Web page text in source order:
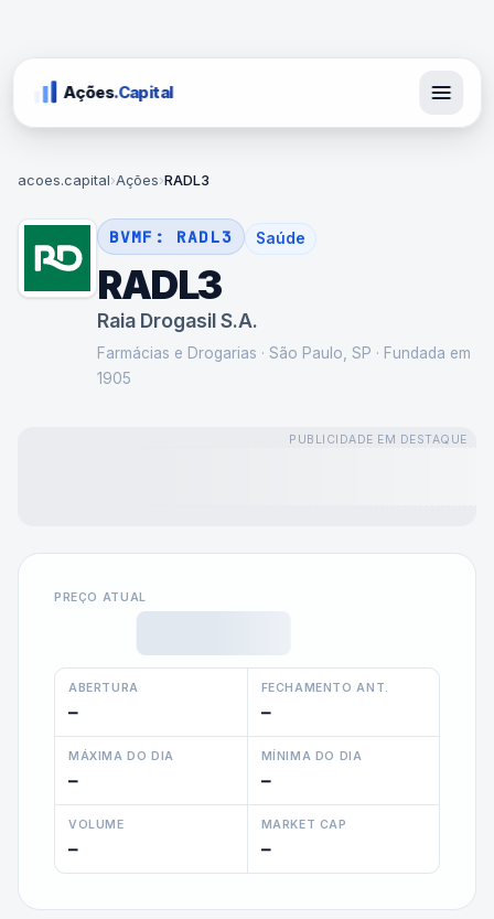
Ações.Capital
acoes.capital›Ações›RADL3
BVMF: RADL3 Saúde
RADL3
Raia Drogasil S.A.
Farmácias e Drogarias · São Paulo, SP · Fundada em
1905
PUBLICIDADE EM DESTAQUE
PREÇO ATUAL
ABERTURA
—
FECHAMENTO ANT.
—
MÁXIMA DO DIA
—
MÍNIMA DO DIA
—
VOLUME
—
MARKET CAP
—